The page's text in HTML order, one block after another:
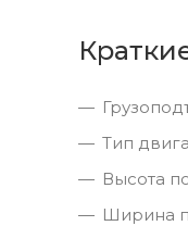
Тип
Высота
Ширина